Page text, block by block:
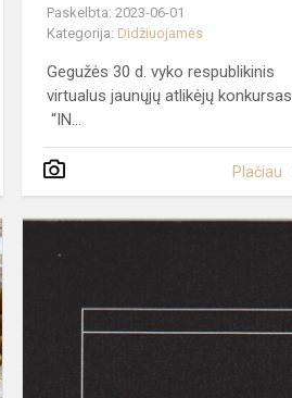
Paskelbta: 2023-06-01
Kategorija: Didžiuojamės
Gegužės 30 d. vyko respublikinis
virtualus jaunųjų atlikėjų konkursas
“IN...
Plačiau
Apdovanojimai
už
pasiekimus